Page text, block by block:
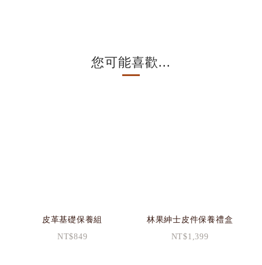
您可能喜歡...
皮革基礎保養組
NT$849
林果紳士皮件保養禮盒
NT$1,399